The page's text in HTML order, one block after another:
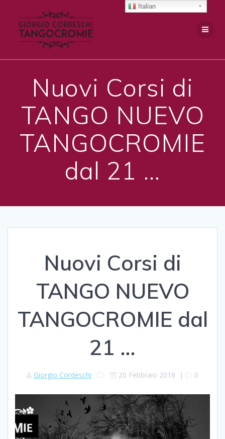
Nuovi Corsi di
TANGO NUEVO
TANGOCROMIE
dal 21 …
Nuovi Corsi di
TANGO NUEVO
TANGOCROMIE dal
21 …
Giorgio Cordeschi 20 Febbraio 2018 | 0
Italian